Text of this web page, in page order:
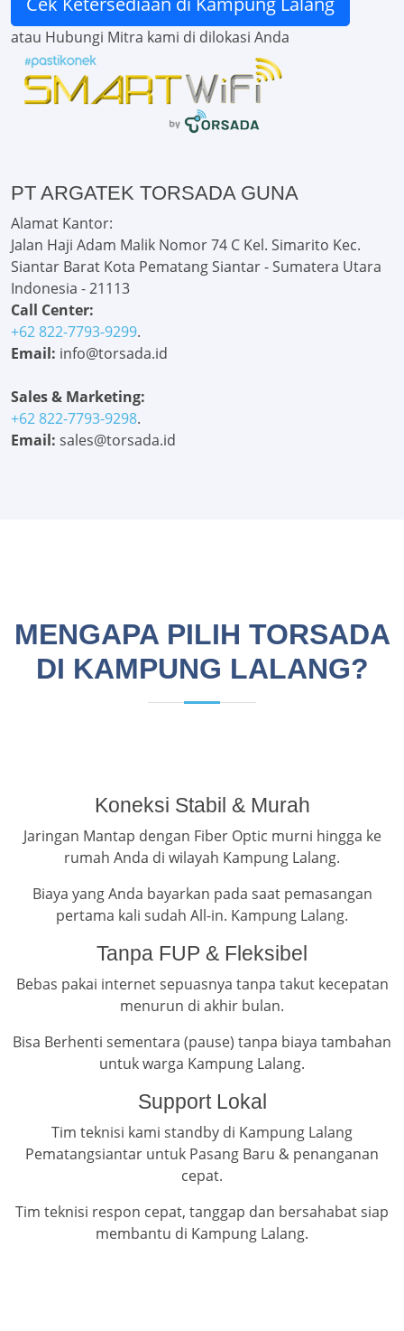
atau Hubungi Mitra kami di dilokasi Anda
PT ARGATEK TORSADA GUNA
Alamat Kantor:
Jalan Haji Adam Malik Nomor 74 C Kel. Simarito Kec.
Siantar Barat Kota Pematang Siantar - Sumatera Utara
Indonesia - 21113
Call Center:
+62 822-7793-9299.
Email: info@torsada.id
Sales & Marketing:
+62 822-7793-9298.
Email: sales@torsada.id
MENGAPA PILIH TORSADA
DI KAMPUNG LALANG?
Koneksi Stabil & Murah
Jaringan Mantap dengan Fiber Optic murni hingga ke
rumah Anda di wilayah Kampung Lalang.
Biaya yang Anda bayarkan pada saat pemasangan
pertama kali sudah All-in. Kampung Lalang.
Tanpa FUP & Fleksibel
Bebas pakai internet sepuasnya tanpa takut kecepatan
menurun di akhir bulan.
Bisa Berhenti sementara (pause) tanpa biaya tambahan
untuk warga Kampung Lalang.
Support Lokal
Tim teknisi kami standby di Kampung Lalang
Pematangsiantar untuk Pasang Baru & penanganan
cepat.
Tim teknisi respon cepat, tanggap dan bersahabat siap
membantu di Kampung Lalang.